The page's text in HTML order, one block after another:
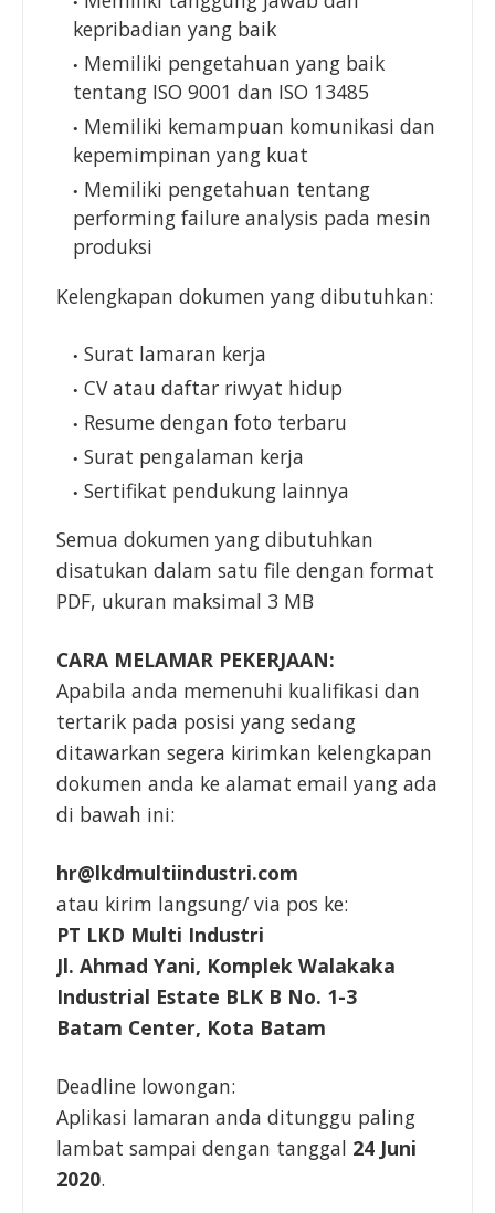
kepribadian yang baik
Memiliki pengetahuan yang baik
tentang ISO 9001 dan ISO 13485
Memiliki kemampuan komunikasi dan
kepemimpinan yang kuat
Memiliki pengetahuan tentang
performing failure analysis pada mesin
produksi
Kelengkapan dokumen yang dibutuhkan:
Surat lamaran kerja
CV atau daftar riwyat hidup
Resume dengan foto terbaru
Surat pengalaman kerja
Sertifikat pendukung lainnya
Semua dokumen yang dibutuhkan
disatukan dalam satu file dengan format
PDF, ukuran maksimal 3 MB
CARA MELAMAR PEKERJAAN:
Apabila anda memenuhi kualifikasi dan
tertarik pada posisi yang sedang
ditawarkan segera kirimkan kelengkapan
dokumen anda ke alamat email yang ada
di bawah ini:
hr@lkdmultiindustri.com
atau kirim langsung/ via pos ke:
PT LKD Multi Industri
Jl. Ahmad Yani, Komplek Walakaka
Industrial Estate BLK B No. 1-3
Batam Center, Kota Batam
Deadline lowongan:
Aplikasi lamaran anda ditunggu paling
lambat sampai dengan tanggal 24 Juni
2020.